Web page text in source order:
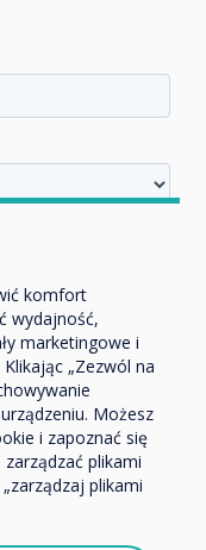
big-screen
komfort
wydajność,
marketingowe i
„Zezwól na
Możesz
i zapoznać się
plikami
plikami
w sprawie
poczty